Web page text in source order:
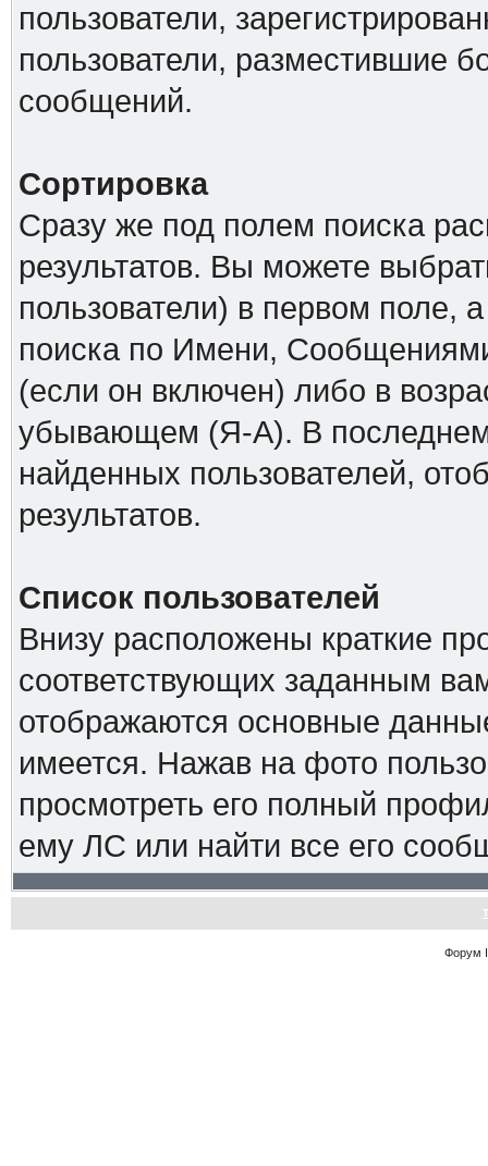
пользователи,
пользователи, разместившие
сообщений.
Сортировка
Сразу же под полем поиска
результатов. Вы можете
пользователи) в первом поле,
поиска по Имени,
(если он включен) либо в
убывающем (Я-А). В последнем
найденных пользователей,
результатов.
Список пользователей
Внизу расположены краткие
соответствующих заданным
отображаются основные
имеется. Нажав на фото
просмотреть его полный
ему ЛС или найти все его
Форум